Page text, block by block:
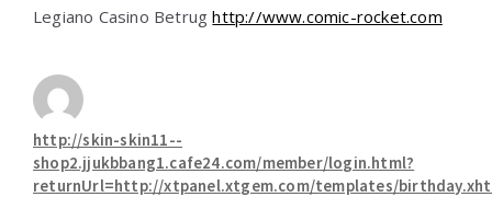
Legiano Casino Betrughttp://www.comic-rocket.com
http://skin-skin11--
shop2.jjukbbang1.cafe24.com/member/login.html?
returnUrl=http://xtpanel.xtgem.com/templates/